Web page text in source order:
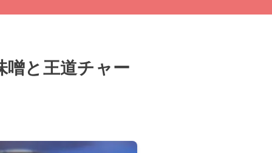
噌と王道チャー